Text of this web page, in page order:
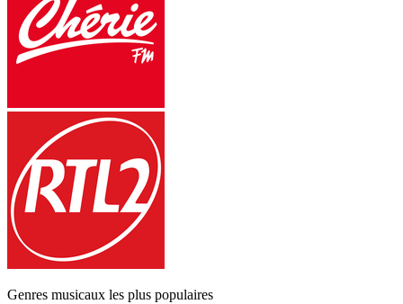
Genres musicaux les plus populaires